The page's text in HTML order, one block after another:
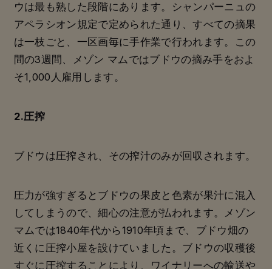
ウは最も熟した段階にあります。シャンパーニュの
アペラシオン規定で定められた通り、すべての摘果
は一枝ごと、一区画毎に手作業で行われます。この
間の3週間、メゾン マムではブドウの摘み手をおよ
そ1,000人雇用します。
2.圧搾
ブドウは圧搾され、その搾汁のみが回収されます。
圧力が強すぎるとブドウの果皮と色素が果汁に混入
してしまうので、細心の注意が払われます。メゾン
マムでは1840年代から1910年頃まで、ブドウ畑の
近くに圧搾小屋を設けていました。ブドウの収穫後
すぐに圧搾することにより、ワイナリーへの輸送や